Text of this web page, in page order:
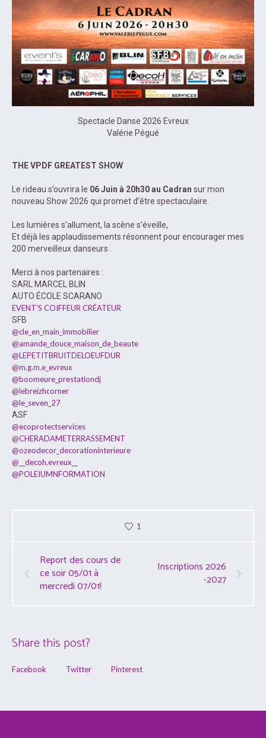
Spectacle Danse 2026 Evreux
Valérie Pégué
THE VPDF GREATEST SHOW
Le rideau s’ouvrira le 06 Juin à 20h30 au Cadran sur mon
nouveau Show 2026 qui promet d’être spectaculaire.
Les lumières s’allument, la scène s’éveille,
Et déjà les applaudissements résonnent pour encourager mes
200 merveilleux danseurs .
Merci à nos partenaires :
SARL MARCEL BLIN
AUTO ÉCOLE SCARANO
EVENT’S COIFFEUR CRÉATEUR
SFB
@cle_en_main_immobilier
@amande_douce_maison_de_beaute
@LEPETITBRUITDELOEUFDUR
@m.g.m.e_evreux
@boomeure_prestationdj
@lebreizhcorner
@le_seven_27
ASF
@ecoprotectservices
@CHERADAMETERRASSEMENT
@ozeodecor_decorationinterieure
@__decoh.evreux__
@POLEIUMNFORMATION
1
Report des cours de
ce soir 05/01 à
mercredi 07/01!
Inscriptions 2026
-2027
Share this post?
Facebook Twitter Pinterest